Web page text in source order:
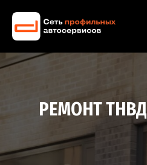
РЕМОНТ ТНВД